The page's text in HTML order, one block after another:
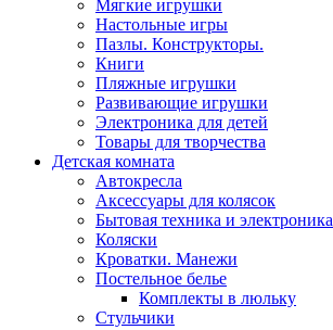
Мягкие игрушки
Настольные игры
Пазлы. Конструкторы.
Книги
Пляжные игрушки
Развивающие игрушки
Электроника для детей
Товары для творчества
Детская комната
Автокресла
Аксессуары для колясок
Бытовая техника и электроника
Коляски
Кроватки. Манежи
Постельное белье
Комплекты в люльку
Стульчики